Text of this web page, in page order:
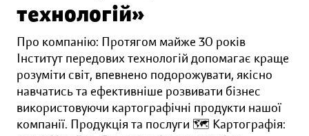
технологій»
Про компанію: Протягом майже 30 років
Інститут передових технологій допомагає краще
розуміти світ, впевнено подорожувати, якісно
навчатись та ефективніше розвивати бізнес
використовуючи картографічні продукти нашої
компанії. Продукція та послуги 🗺️ Картографія: